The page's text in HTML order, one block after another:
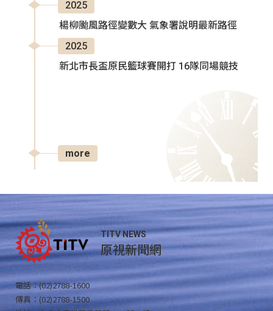
2025
楊柳颱風路徑變數大 氣象署說明最新路徑
2025
新北市長盃原民籃球賽開打 16隊同場競技
more
TITV NEWS
原視新聞網
電話：(02)2788-1600
傳真：(02)2788-1500